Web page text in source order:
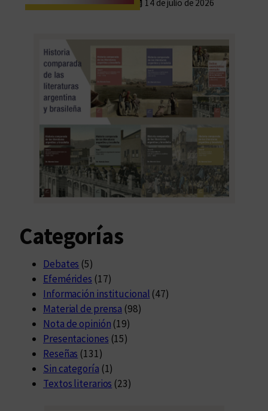
M
14 de julio de 2026
Categorías
Debates (5)
Efemérides (17)
Información institucional (47)
Material de prensa (98)
Nota de opinión (19)
Presentaciones (15)
Reseñas (131)
Sin categoría (1)
Textos literarios (23)